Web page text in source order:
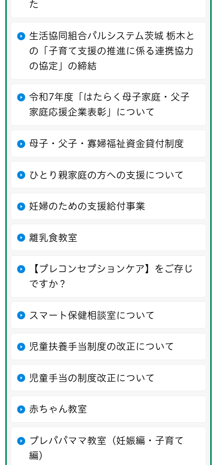
た
生活協同組合パルシステム茨城 栃木と
の「子育て支援の推進に係る連携協力
の協定」の締結
令和7年度「はたらく母子家庭・父子
家庭応援企業表彰」について
母子・父子・寡婦福祉資金貸付制度
ひとり親家庭の方への支援について
妊婦のための支援給付事業
離乳食教室
【プレコンセプションケア】をご存じ
ですか？
スマート保健相談室について
児童扶養手当制度の改正について
児童手当の制度改正について
赤ちゃん教室
プレパパママ教室（妊娠編・子育て
編）